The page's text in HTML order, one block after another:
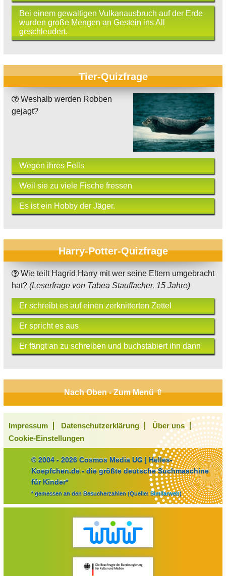
Bei einem gewaltigen Vulkanausbruch auf der Erde
wurden große Mengen an Gestein ins All
geschleudert.
Tier-Quizfrage
Weshalb werden Robben
gejagt?
Wegen ihres Fells
Weil sie zu viele Fische fressen
Es ist ein Hobby der Jäger.
Harry-Potter-Quizfrage
Wie teilt Hagrid Harry mit wer seine Eltern umgebracht
hat? (Leserfrage von Tabea Stauffacher, 15 Jahre)
Er schreibt es auf einen zerknitterten Zettel
Er spricht es aus
Er fängt an zu schreiben und buchstabiert ihn dann
Nach Oben - Zum Menü ⇧
Impressum Datenschutzerklärung
Über uns
Cookie-Einstellungen
© 2004 - 2026 Cosmos Media UG | Helles-
Koepfchen.de - die größte deutsche Suchmaschine
für Kinder*
* gemessen an den Besucherzahlen (Quelle: Similarweb)